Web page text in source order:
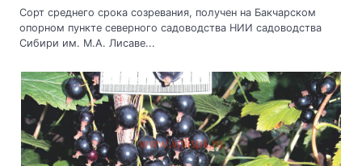
Сорт среднего срока созревания, получен на Бакчарском
опорном пункте северного садоводства НИИ садоводства
Сибири им. М.А. Лисаве...